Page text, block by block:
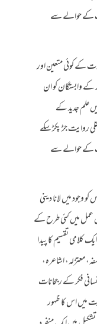
کے حوالے سے
کے کوئی متعین اور
وابستگان کو ان
علم جدید کے
روایت جڑ پکڑ سکے
کے حوالے سے
وجود میں لانا دینی
عمل میں کئی طرح کے
کلامی تقسیم کا پیدا
معتزلہ، اشاعرہ،
فکر کے رجحانات
میں اس کا ظہور